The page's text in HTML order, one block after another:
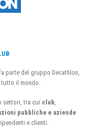
parte del gruppo Decathlon,
tutto il mondo.
settori, tra cui club
pubbliche e aziende
e clienti.